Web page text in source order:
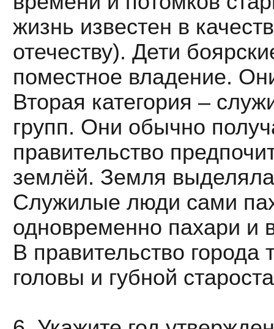
жизнь известен в
отечеству). Дети
поместное владение.
Вторая категория –
групп. Они обычно
правительство
землёй. Земля
Служилые люди сами
одновременно пахари и
В правительство
головы и губной